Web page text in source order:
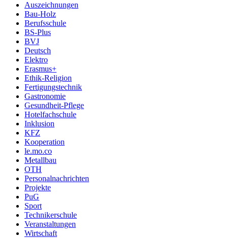
Auszeichnungen
Bau-Holz
Berufsschule
BS-Plus
BVJ
Deutsch
Elektro
Erasmus+
Ethik-Religion
Fertigungstechnik
Gastronomie
Gesundheit-Pflege
Hotelfachschule
Inklusion
KFZ
Kooperation
le.mo.co
Metallbau
OTH
Personalnachrichten
Projekte
PuG
Sport
Technikerschule
Veranstaltungen
Wirtschaft